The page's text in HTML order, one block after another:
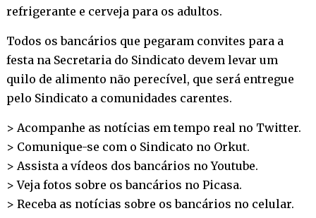
refrigerante e cerveja para os adultos.
Todos os bancários que pegaram convites para a
festa na Secretaria do Sindicato devem levar um
quilo de alimento não perecível, que será entregue
pelo Sindicato a comunidades carentes.
> Acompanhe as notícias em tempo real no Twitter.
> Comunique-se com o Sindicato no Orkut.
> Assista a vídeos dos bancários noYoutube.
> Veja fotos sobre os bancários no Picasa.
> Receba as notícias sobre os bancários no celular.